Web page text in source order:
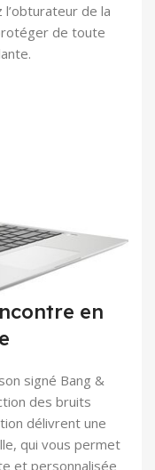
de la
de toute
en
signé Bang &
des bruits
délivrent une
qui vous permet
et personnalisée